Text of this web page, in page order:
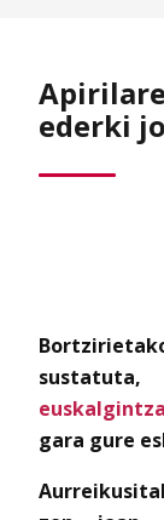
ederki
gara gure